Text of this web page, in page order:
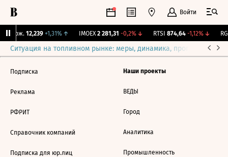
Войти
Бирж. 12,239 +1,31%↑ IMOEX 2 281,31 -0,2%↓ RTSI 874,64 -1,12%↓
Ситуация на топливном рынке: меры, динамика, прогнозы
Подписка
Реклама
РФРИТ
Справочник компаний
Подписка для юр.лиц
Наши проекты
ВЕДЫ
Город
Аналитика
Промышленность